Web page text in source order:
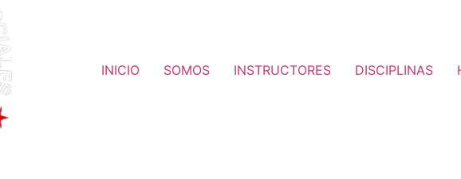
INICIO SOMOS INSTRUCTORES DISCIPLINAS